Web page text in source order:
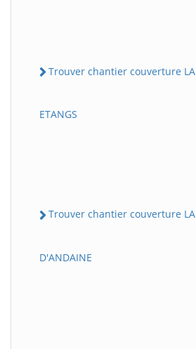
Trouver chantier couverture LA
ETANGS
Trouver chantier couverture LA
D'ANDAINE